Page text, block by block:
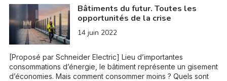
Bâtiments du futur. Toutes les
opportunités de la crise
14 juin 2022
[Proposé par Schneider Electric] Lieu d’importantes
consommations d’énergie, le bâtiment représente un gisement
d’économies. Mais comment consommer moins ? Quels sont